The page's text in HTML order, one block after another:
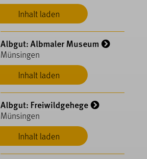
Inhalt laden
Inhalt laden
Albgut: Albmaler Museum
Münsingen
Inhalt laden
Albgut: Freiwildgehege
Münsingen